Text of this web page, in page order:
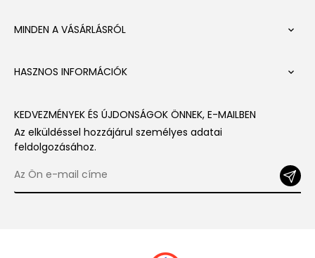
MINDEN A VÁSÁRLÁSRÓL 
HASZNOS INFORMÁCIÓK 
KEDVEZMÉNYEK ÉS ÚJDONSÁGOK ÖNNEK, E-MAILBEN
Az elküldéssel hozzájárul személyes adatai
feldolgozásához.